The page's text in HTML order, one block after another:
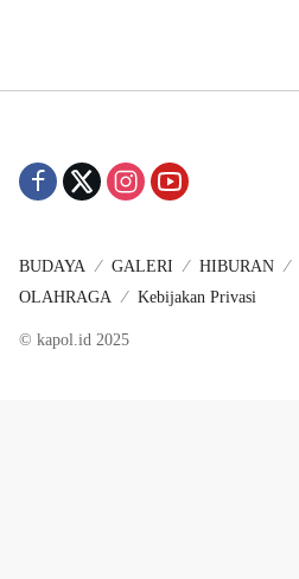
BUDAYA GALERI HIBURAN
OLAHRAGA
Kebijakan Privasi
© kapol.id 2025